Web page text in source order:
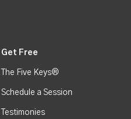
Get Free
The Five Keys®
Schedule a Session
Testimonies